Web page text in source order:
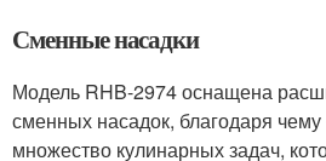
Сменные насадки
Модель RHB-2974 оснащена
сменных насадок, благодаря
множество кулинарных задач,